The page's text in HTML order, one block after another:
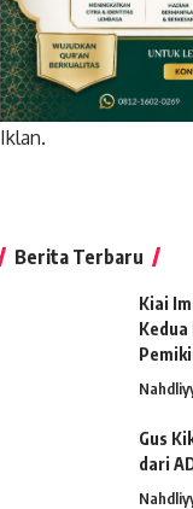
Iklan.
Berita Terbaru
Kiai
Gus
dari